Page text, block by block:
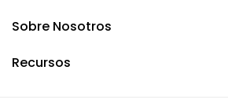
Sobre Nosotros
Recursos